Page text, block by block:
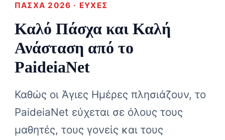
ΠΆΣΧΑ 2026 · ΕΥΧΈΣ
Καλό Πάσχα και Καλή
Ανάσταση από το
PaideiaNet
Καθώς οι Άγιες Ημέρες πλησιάζουν, το
PaideiaNet εύχεται σε όλους τους
μαθητές, τους γονείς και τους